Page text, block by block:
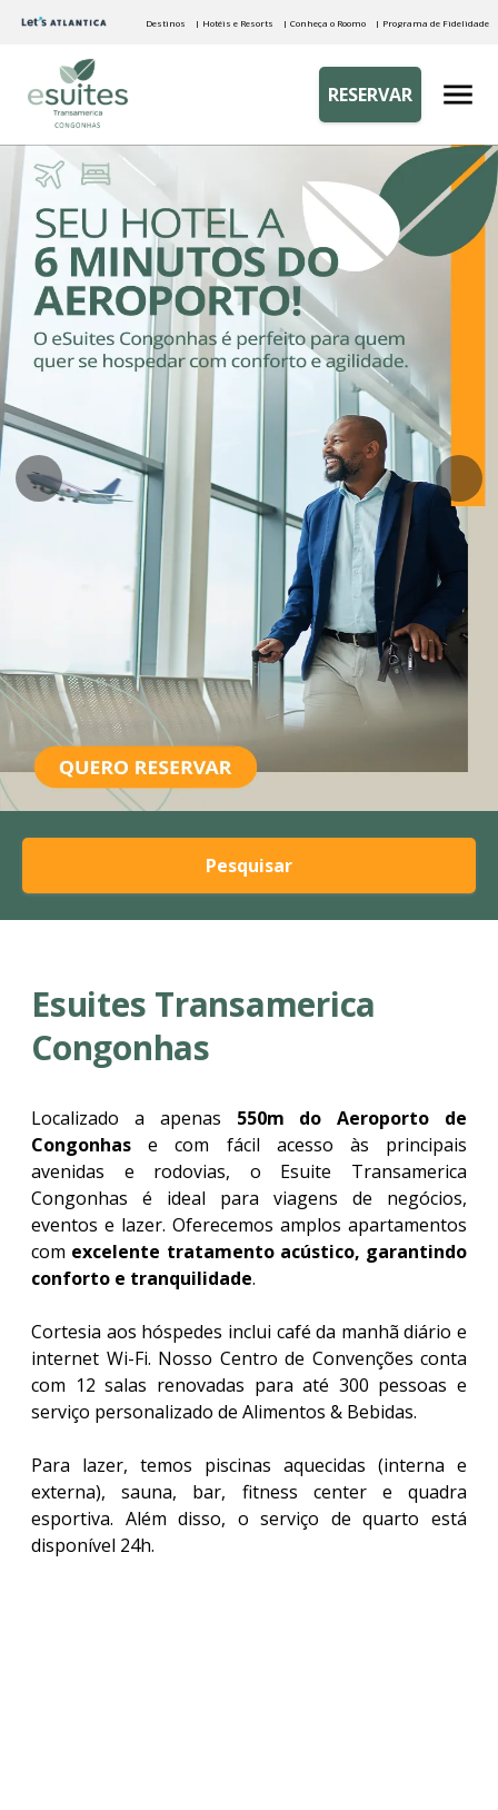
Destinos | Hotéis e Resorts | Conheça o Roomo | Programa de Fidelidade
RESERVAR
Pesquisar
Esuites Transamerica
Congonhas
Localizado a apenas 550m do Aeroporto de
Congonhas e com fácil acesso às principais
avenidas e rodovias, o Esuite Transamerica
Congonhas é ideal para viagens de negócios,
eventos e lazer. Oferecemos amplos apartamentos
com excelente tratamento acústico, garantindo
conforto e tranquilidade.
Cortesia aos hóspedes inclui café da manhã diário e
internet Wi-Fi. Nosso Centro de Convenções conta
com 12 salas renovadas para até 300 pessoas e
serviço personalizado de Alimentos & Bebidas.
Para lazer, temos piscinas aquecidas (interna e
externa), sauna, bar, fitness center e quadra
esportiva. Além disso, o serviço de quarto está
disponível 24h.